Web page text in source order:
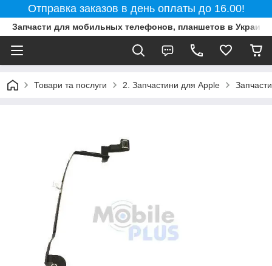
Отправка заказов в день оплаты до 16.00!
Запчасти для мобильных телефонов, планшетов в
Товари та послуги 2. Запчастини для Apple